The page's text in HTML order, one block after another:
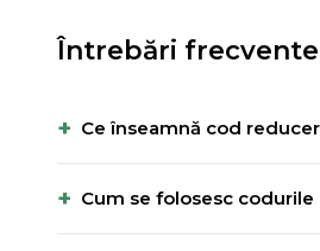
Întrebări frecvente
+ Ce înseamnă cod
+ Cum se folosesc